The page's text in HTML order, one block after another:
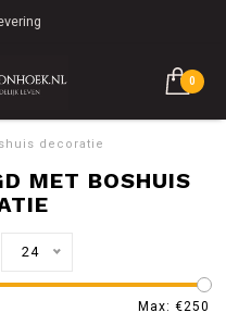
0
decoratie
MET BOSHUIS
24
Max: €250